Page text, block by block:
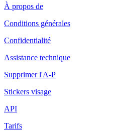
À propos de
Conditions générales
Confidentialité
Assistance technique
Supprimer l'A-P
Stickers visage
API
Tarifs